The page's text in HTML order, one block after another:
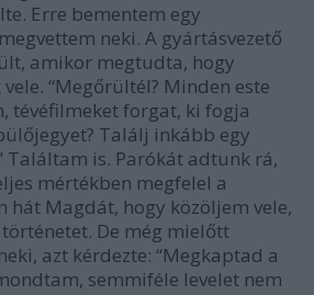
Erre bementem egy
neki. A gyártásvezető
amikor megtudta, hogy
“Megőrültél? Minden este
tévéfilmeket forgat, ki fogja
Találj inkább egy
Találtam is. Parókát adtunk rá,
mértékben megfelel a
hát Magdát, hogy közöljem vele,
De még mielőtt
azt kérdezte: “Megkaptad a
semmiféle levelet nem